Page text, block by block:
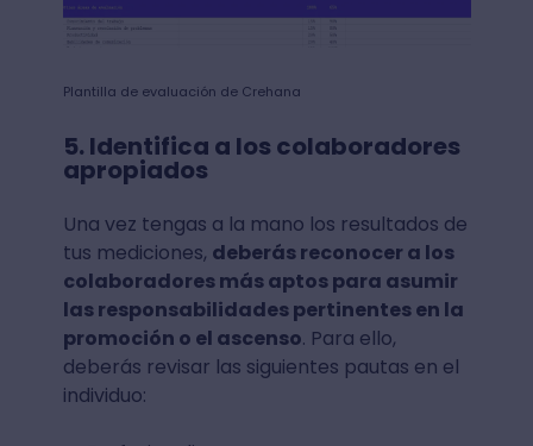
Plantilla de evaluación de Crehana
5. Identifica a los colaboradores
apropiados
Una vez tengas a la mano los resultados de
tus mediciones, deberás reconocer a los
colaboradores más aptos para asumir
las responsabilidades pertinentes en la
promoción o el ascenso. Para ello,
deberás revisar las siguientes pautas en el
individuo: